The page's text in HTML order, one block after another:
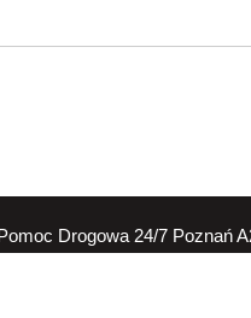
Drogowa 24/7 Poznań